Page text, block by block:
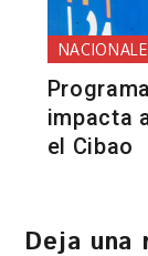
impacta
el Cibao
Deja una